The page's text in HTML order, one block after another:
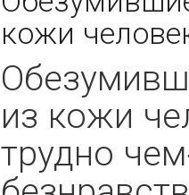
кожи
из кожи
трудно